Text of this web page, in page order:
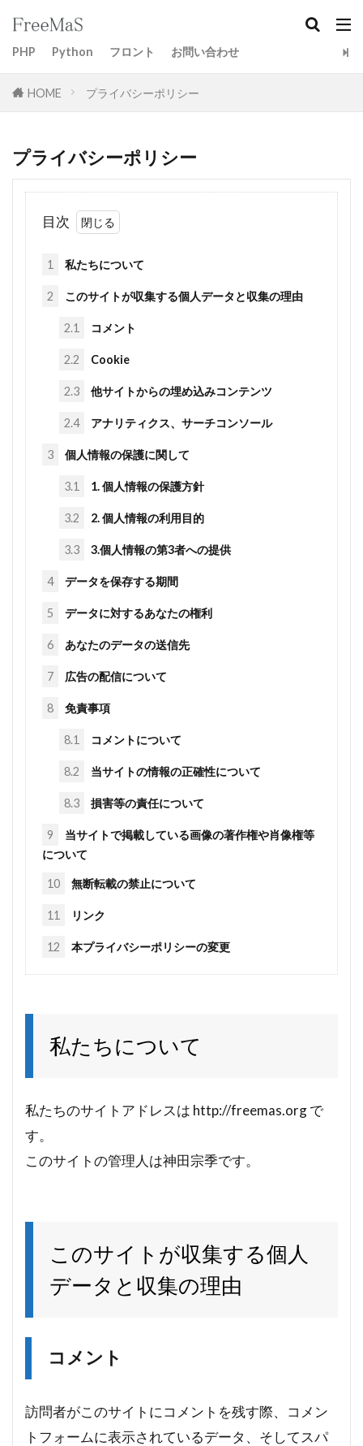
PHP Python フロント お問い合わせ
HOME プライバシーポリシー
プライバシーポリシー
目次
1 私たちについて
2 このサイトが収集する個人データと収集の理由
2.1 コメント
2.2 Cookie
2.3 他サイトからの埋め込みコンテンツ
2.4 アナリティクス、サーチコンソール
3 個人情報の保護に関して
3.1 1. 個人情報の保護方針
3.2 2. 個人情報の利用目的
3.3 3.個人情報の第3者への提供
4 データを保存する期間
5 データに対するあなたの権利
6 あなたのデータの送信先
7 広告の配信について
8 免責事項
8.1 コメントについて
8.2 当サイトの情報の正確性について
8.3 損害等の責任について
9
当サイトで掲載している画像の著作権や肖像権等
について
10 無断転載の禁止について
11 リンク
12 本プライバシーポリシーの変更
私たちについて
私たちのサイトアドレスは http://freemas.org で
す。
このサイトの管理人は神田宗季です。
このサイトが収集する個人
データと収集の理由
コメント
訪問者がこのサイトにコメントを残す際、コメン
トフォームに表示されているデータ、そしてスパ